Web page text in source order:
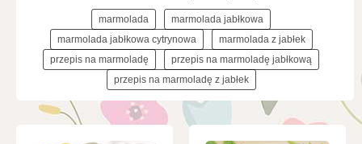
marmolada
marmolada jabłkowa
marmolada jabłkowa cytrynowa
marmolada z jabłek
przepis na marmoladę
przepis na marmoladę jabłkową
przepis na marmoladę z jabłek